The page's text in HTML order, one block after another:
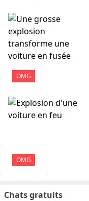
OMG
OMG
Chats gratuits